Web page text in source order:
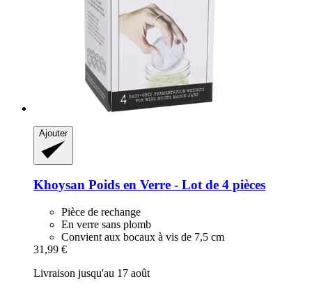
Ajouter
Khoysan Poids en Verre -​ Lot de 4 pièces
Pièce de rechange
En verre sans plomb
Convient aux bocaux à vis de 7,5 cm
31,99 €
Livraison jusqu'au 17 août